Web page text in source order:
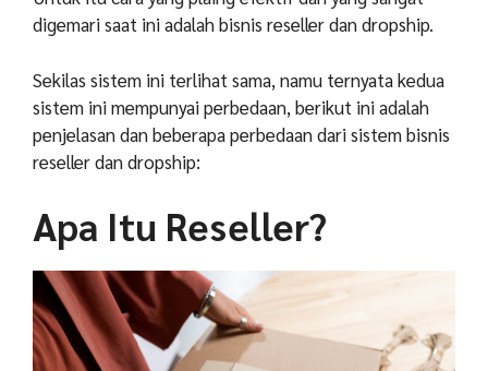
digemari saat ini adalah bisnis reseller dan dropship.
Sekilas sistem ini terlihat sama, namu ternyata kedua
sistem ini mempunyai perbedaan, berikut ini adalah
penjelasan dan beberapa perbedaan dari sistem bisnis
reseller dan dropship:
Apa Itu Reseller?